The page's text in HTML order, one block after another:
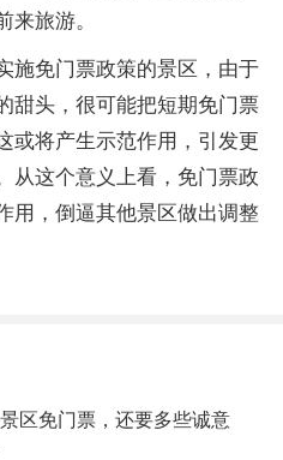
来旅游。
施免门票政策的景区，由于
甜头，很可能把短期免门票
或将产生示范作用，引发更
从这个意义上看，免门票政
用，倒逼其他景区做出调整
区免门票，还要多些诚意